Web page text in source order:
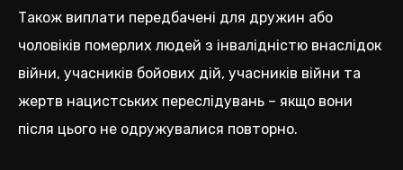
Також виплати передбачені для дружин або
чоловіків померлих людей з інвалідністю внаслідок
війни, учасників бойових дій, учасників війни та
жертв нацистських переслідувань – якщо вони
після цього не одружувалися повторно.